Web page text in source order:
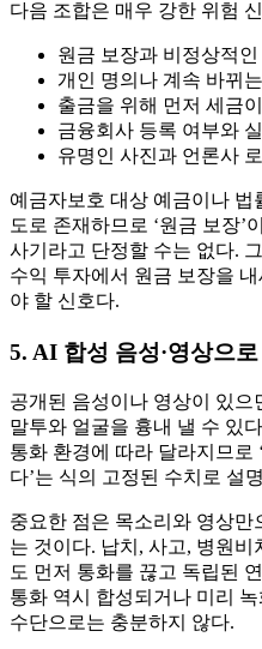
다음 조합은 매우 강한 위험
원금 보장과 비정상적
개인 명의나 계속 바뀌
출금을 위해 먼저 세금
금융회사 등록 여부와
유명인 사진과 언론사
예금자보호 대상 예금이나 법
도로 존재하므로 ‘원금 보장’
사기라고 단정할 수는 없다.
수익 투자에서 원금 보장을
야 할 신호다.
5. AI 합성 음성·영상으
공개된 음성이나 영상이 있으
말투와 얼굴을 흉내 낼 수 있
통화 환경에 따라 달라지므로
다’는 식의 고정된 수치로 설
중요한 점은 목소리와 영상
는 것이다. 납치, 사고, 병원
도 먼저 통화를 끊고 독립된
통화 역시 합성되거나 미리
수단으로는 충분하지 않다.